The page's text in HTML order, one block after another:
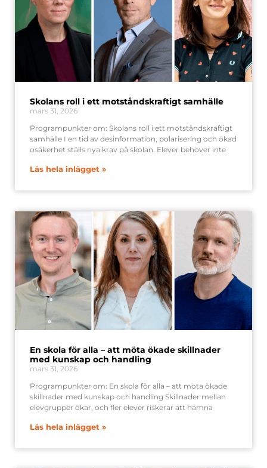
Skolans roll i ett motståndskraftigt samhälle
mars 31, 2026
Programpunkter om: Skolans roll i ett motståndskraftigt
samhälle I en tid av desinformation, polarisering och ökad
osäkerhet ställs nya krav på skolan. Elever behöver inte
Läs hela inlägget »
En skola för alla – att möta ökade skillnader
med kunskap och handling
mars 31, 2026
Programpunkter om: En skola för alla – att möta ökade
skillnader med kunskap och handling Skillnader mellan
elevgrupper ökar, och fler elever riskerar att hamna
Läs hela inlägget »